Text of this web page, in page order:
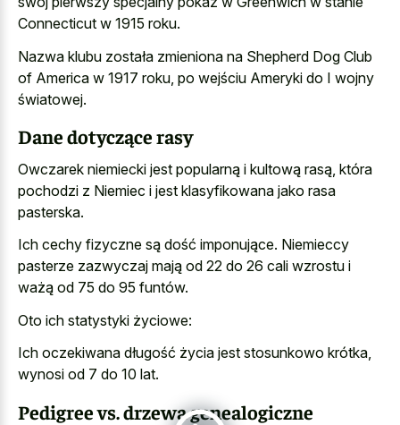
Connecticut w 1915 roku.
Nazwa klubu została zmieniona na Shepherd Dog Club
of America w 1917 roku, po wejściu Ameryki do I wojny
światowej.
Dane dotyczące rasy
Owczarek niemiecki jest popularną i kultową rasą, która
pochodzi z Niemiec i jest klasyfikowana jako rasa
pasterska.
Ich cechy fizyczne są dość imponujące. Niemieccy
pasterze zazwyczaj mają od 22 do 26 cali wzrostu i
ważą od 75 do 95 funtów.
Oto ich statystyki życiowe:
Ich oczekiwana długość życia jest stosunkowo krótka,
wynosi od 7 do 10 lat.
Pedigree vs. drzewa genealogiczne